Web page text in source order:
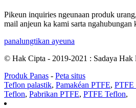
Pikeun inquiries ngeunaan produk
mail anjeun ka kami sarta ngahubungan
panalungtikan ayeuna
© Hak Cipta - 2019-2021 : Sadaya Hak
Produk Panas - Peta situs
Teflon palastik, Pamakéan PTFE, PTFE
Teflon, Pabrikan PTFE, PTFE Teflon,